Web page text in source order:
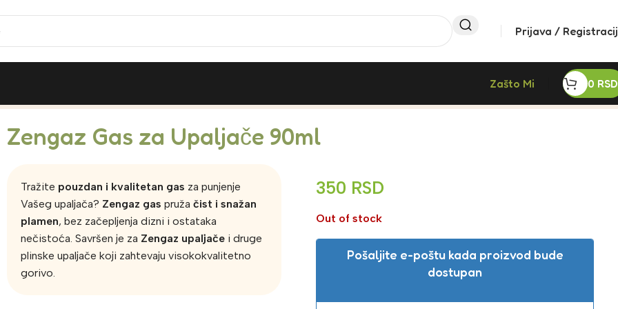
Prijava /
Zašto Mi 0 RSD
Zengaz Gas za Upaljače 90ml
Tražite pouzdan i kvalitetan gas za punjenje
Vašeg upaljača? Zengaz gas pruža čist i snažan
plamen, bez začepljenja dizni i ostataka
nečistoća. Savršen je za Zengaz upaljače i druge
plinske upaljače koji zahtevaju visokokvalitetno
gorivo.
350 RSD
Out of stock
Pošaljite e-poštu kada proizvod bude
dostupan